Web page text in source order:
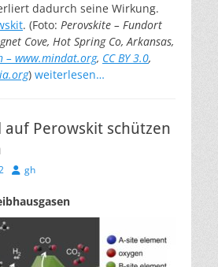
dadurch seine Wirkung.
. (Foto: Perovskite – Fundort
Cove, Hot Spring Co, Arkansas,
– www.mindat.org, CC BY 3.0,
) weiterlesen…
Perowskit schützen
Autor
gh